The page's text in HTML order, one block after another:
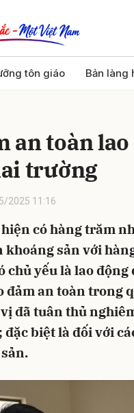
tôn giáo Bản làng
an toàn
trường
2025 11:16
có hàng trăm
khoáng sản với
chủ yếu là lao
đảm an toàn trong
đã tuân thủ
đặc biệt là đối với
Gửi bình